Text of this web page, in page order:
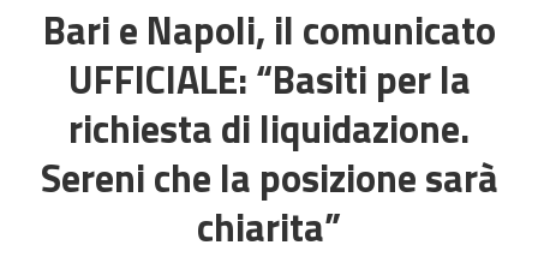
Bari e Napoli, il comunicato
UFFICIALE: “Basiti per la
richiesta di liquidazione.
Sereni che la posizione sarà
chiarita”